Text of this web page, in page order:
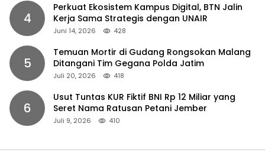
4
Perkuat Ekosistem Kampus Digital, BTN Jalin
Kerja Sama Strategis dengan UNAIR
Juni 14, 2026 428
5
Temuan Mortir di Gudang Rongsokan Malang
Ditangani Tim Gegana Polda Jatim
Juli 20, 2026 418
6
Usut Tuntas KUR Fiktif BNI Rp 12 Miliar yang
Seret Nama Ratusan Petani Jember
Juli 9, 2026 410